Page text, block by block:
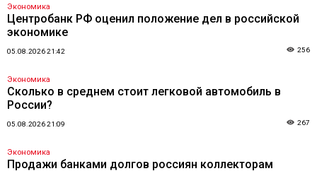
Экономика
Центробанк РФ оценил положение дел в российской
экономике
05.08.2026 21:42 256
Экономика
Сколько в среднем стоит легковой автомобиль в
России?
05.08.2026 21:09 267
Экономика
Продажи банками долгов россиян коллекторам